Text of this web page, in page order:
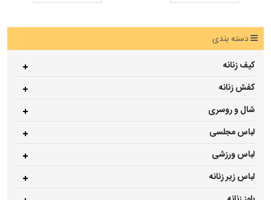
دسته بندی
کیف زنانه
کفش زنانه
شال و روسری
لباس مجلسی
لباس ورزشی
لباس زیر زنانه